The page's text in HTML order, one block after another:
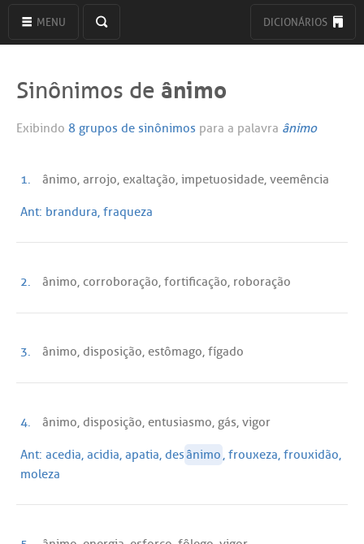
MENU DICIONÁRIOS
Sinônimos de ânimo
Exibindo 8 grupos de sinônimos para a palavra ânimo
1.
ânimo, arrojo, exaltação, impetuosidade, veemência
Ant: brandura, fraqueza
2. ânimo, corroboração, fortificação, roboração
3. ânimo, disposição, estômago, fígado
4.
ânimo, disposição, entusiasmo, gás, vigor
Ant: acedia, acidia, apatia, desânimo , frouxeza, frouxidão,
moleza